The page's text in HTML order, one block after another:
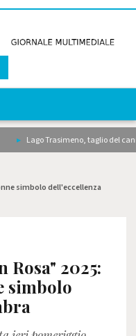
Lago Trasimeno, taglio del
simbolo dell'eccellenza
2025:
simbolo